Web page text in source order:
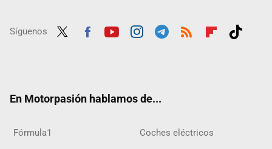
Síguenos
En Motorpasión hablamos de...
Fórmula1 Coches eléctricos